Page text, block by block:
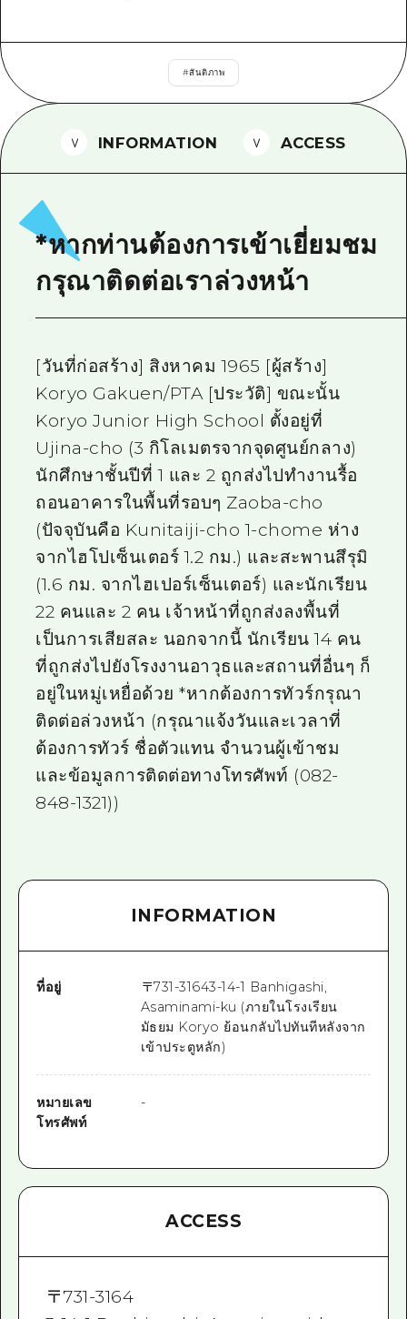
ธรรมชาติ
TRAVELPAL International
ดาวน์โหลดรูปภาพ
ข้อมูลการขนส่งระหว่างเกิดภัยพิบัติ
#สันติภาพ
INFORMATION ACCESS
*หากท่านต้องการเข้าเยี่ยมชม
กรุณาติดต่อเราล่วงหน้า
[วันที่ก่อสร้าง] สิงหาคม 1965 [ผู้สร้าง]
Koryo Gakuen/PTA [ประวัติ] ขณะนั้น
Koryo Junior High School ตั้งอยู่ที่
Ujina-cho (3 กิโลเมตรจากจุดศูนย์กลาง)
นักศึกษาชั้นปีที่ 1 และ 2 ถูกส่งไปทำงานรื้อ
ถอนอาคารในพื้นที่รอบๆ Zaoba-cho
(ปัจจุบันคือ Kunitaiji-cho 1-chome ห่าง
จากไฮโปเซ็นเตอร์ 1.2 กม.) และสะพานสึรุมิ
(1.6 กม. จากไฮเปอร์เซ็นเตอร์) และนักเรียน
22 คนและ 2 คน เจ้าหน้าที่ถูกส่งลงพื้นที่
เป็นการเสียสละ นอกจากนี้ นักเรียน 14 คน
ที่ถูกส่งไปยังโรงงานอาวุธและสถานที่อื่นๆ ก็
อยู่ในหมู่เหยื่อด้วย *หากต้องการทัวร์กรุณา
ติดต่อล่วงหน้า (กรุณาแจ้งวันและเวลาที่
ต้องการทัวร์ ชื่อตัวแทน จำนวนผู้เข้าชม
และข้อมูลการติดต่อทางโทรศัพท์ (082-
848-1321))
INFORMATION
ที่อยู่ 〒731-31643-14-1 Banhigashi,
Asaminami-ku (ภายในโรงเรียน
มัธยม Koryo ย้อนกลับไปทันทีหลังจาก
เข้าประตูหลัก)
หมายเลข
โทรศัพท์
-
ACCESS
〒731-3164